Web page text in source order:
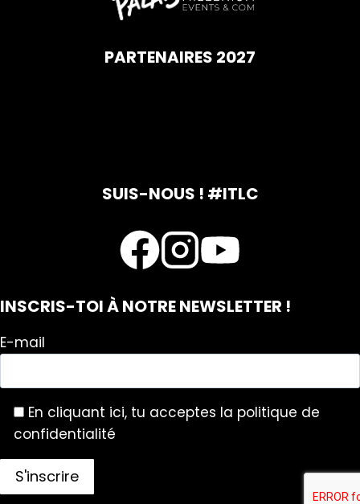
PARTENAIRES 2027
SUIS-NOUS ! #ITLC
INSCRIS-TOI À NOTRE NEWSLETTER !
E-mail
En cliquant ici, tu acceptes la politique de
confidentialité